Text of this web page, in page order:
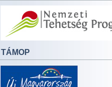
TÁMOP